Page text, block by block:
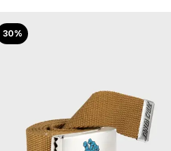
30%